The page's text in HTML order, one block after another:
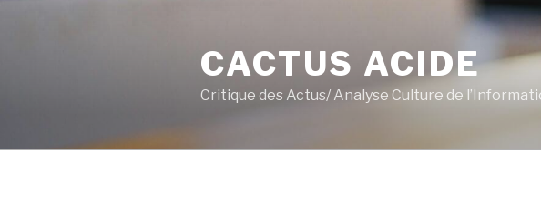
CACTUS ACIDE
Critique des Actus/ Analyse Culture de